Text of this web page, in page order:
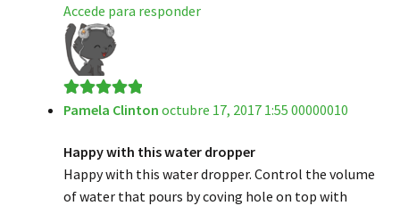
Accede para responder
Valorado en5
Pamela Clinton octubre 17, 2017 1:55 00000010
Happy with this water dropper
Happy with this water dropper. Control the volume
of water that pours by coving hole on top with